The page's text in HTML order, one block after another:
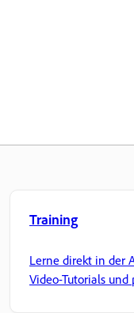
Training
Lerne direkt in der
Video-Tutorials